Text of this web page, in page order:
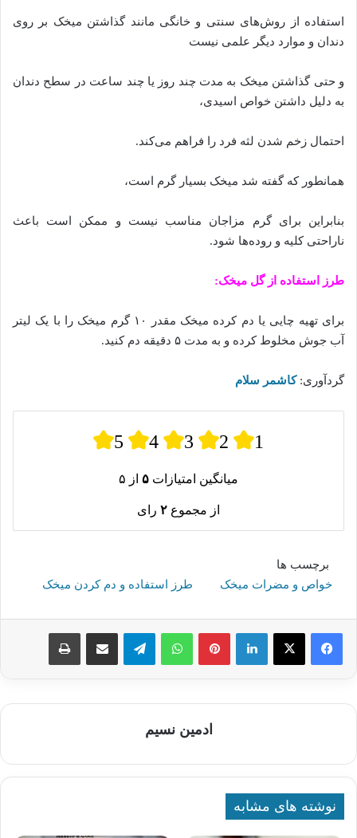
استفاده از روش‌های سنتی و خانگی مانند گذاشتن میخک بر روی
دندان و موارد دیگر علمی نیست
و حتی گذاشتن میخک به مدت چند روز یا چند ساعت در سطح دندان
به دلیل داشتن خواص اسیدی،
احتمال زخم شدن لثه فرد را فراهم می‌کند.
همانطور که گفته شد میخک بسیار گرم است،
بنابراین برای گرم مزاجان مناسب نیست و ممکن است باعث
ناراحتی کلیه و روده‌ها شود.
طرز استفاده از گل میخک:
برای تهیه چایی یا دم کرده میخک مقدر ۱۰ گرم میخک را با یک لیتر
آب جوش مخلوط کرده و به مدت ۵ دقیقه دم کنید.
گردآوری:کاشمر سلام
5 4 3 2 1
میانگین امتیازات ۵ از ۵
از مجموع ۲ رای
برچسب ها
خواص و مضرات میخک
طرز استفاده و دم کردن میخک
لینکدین پینترستواتس آپ تلگرام اشتراک گذاری از طریق ایمیل چاپ
ادمین نسیم
نوشته های مشابه